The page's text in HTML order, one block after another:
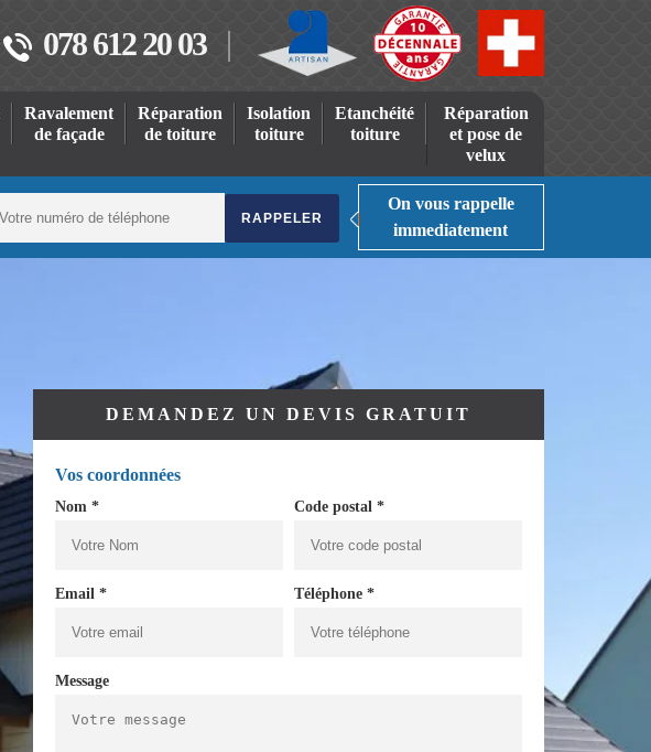
078 612 20 03
Ravalement
de façade
Réparation
de toiture
Isolation
toiture
Etanchéité
toiture
Réparation
et pose de
velux
On vous rappelle
immediatement
DEMANDEZ UN DEVIS GRATUIT
Vos coordonnées
Nom * Code postal *
Email * Téléphone *
Message